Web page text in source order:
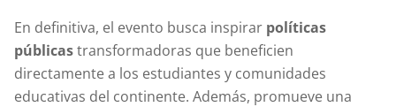
En definitiva, el evento busca inspirar políticas
públicastransformadoras que beneficien
directamente a los estudiantes y comunidades
educativas del continente. Además, promueve una